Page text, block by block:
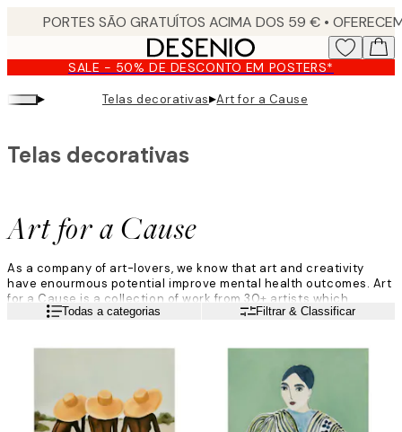
content. SALE - 50% DE DESCONTO EM POSTERS*
▸ Telas decorativas▸Art for a Cause
Art for a Cause
Telas decorativas
As a company of art-lovers, we know that art and creativity
have enourmous potential improve mental health outcomes. Art
for a Cause is a collection of work from 30+ artists which
celebrates the therapeutic effects of art during difficult times. A
Project, a NYC-based non-profit organisation that’s dedicated
Leia maisTodas a categorias Filtrar & Classificar